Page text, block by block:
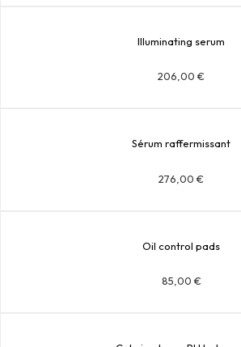
Illuminating serum
206,00 €
Sérum raffermissant
276,00 €
Oil control pads
85,00 €